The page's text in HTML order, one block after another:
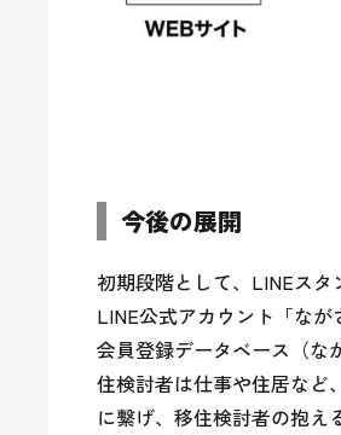
今後の展開
初期段階として、LINEスタ
LINE公式アカウント「な
会員登録データベース（な
住検討者は仕事や住居など
に繋げ、移住検討者の抱え